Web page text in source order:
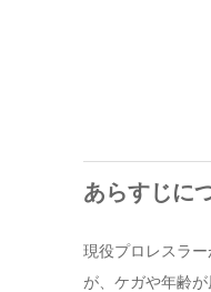
あらすじに
現役プロレスラ
が、ケガや年齢